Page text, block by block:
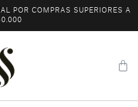
POR COMPRAS SUPERIORES A